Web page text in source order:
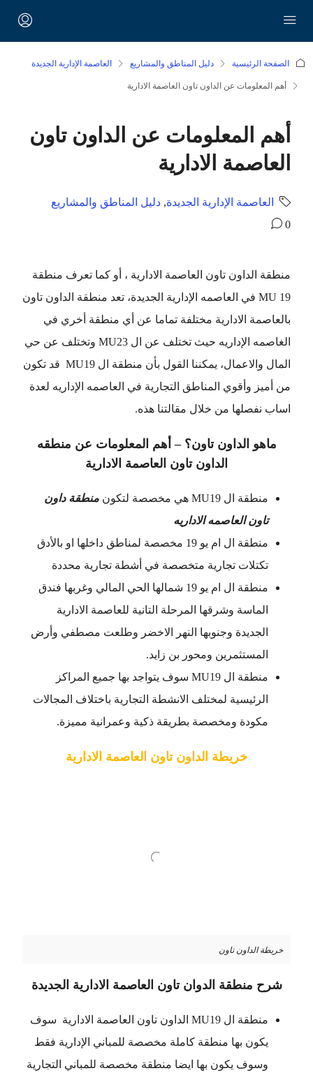
الصفحة الرئيسية دليل المناطق والمشاريع العاصمة الإدارية الجديدة
أهم المعلومات عن الداون تاون العاصمة الادارية
أهم المعلومات عن الداون تاون
العاصمة الادارية
العاصمة الإدارية الجديدة, دليل المناطق والمشاريع
0
منطقة الداون تاون العاصمة الادارية ، أو كما تعرف منطقة
MU 19 في العاصمه الإدارية الجديدة، تعد منطقة الداون تاون
بالعاصمة الادارية مختلفة تماما عن أي منطقة أخري في
الغاصمه الإداريه حيث تختلف عن ال MU23 وتختلف عن حي
المال والاعمال، يمكننا القول بأن منطقة ال MU19 قد تكون
من أميز وأقوي المناطق التجارية في العاصمه الإداريه لعدة
اساب نفصلها من خلال مقالتنا هذه.
ماهو الداون تاون؟ – أهم المعلومات عن منطقه
الداون تاون العاصمة الادارية
منطقة ال MU19 هي مخصصة لتكون
منطقة داون
تاون العاصمه الاداريه
منطقة ال ام يو 19 مخصصة لمناطق داخلها او بالأدق
تكتلات تجارية متخصصة في أشطة تجارية محددة
منطقة ال ام يو 19 شمالها الحي المالي وغربها فندق
الماسة وشرقها المرحلة التانية للعاصمة الادارية
الجديدة وجنوبها النهر الاخضر وطلعت مصطفي وأرض
المستثمرين ومحور بن زايد.
منطقة ال MU19 سوف يتواجد بها جميع المراكز
الرئيسية لمختلف الانشطة التجارية باختلاف المجالات
مكودة ومخصصة بطريقة ذكية وعمرانية مميزة.
خريطة الداون تاون العاصمة الادارية
خريطة الداون تاون
شرح منطقة الدوان تاون العاصمة الادارية الجديدة
منطقة ال MU19 الداون تاون العاصمة الادارية سوف
يكون بها منطقة كاملة مخصصة للمباني الإدارية فقط
وسوف يكون بها ايضا منطقة مخصصة للمباني التجارية